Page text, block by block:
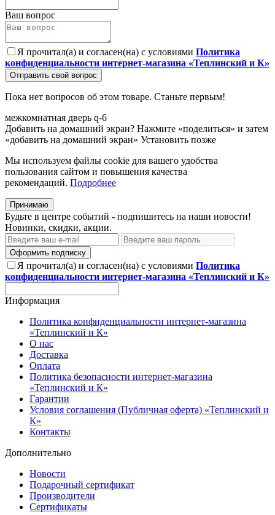
Ваш вопрос
Я прочитал(а) и согласен(на) с условиями Политика
конфиденциальности интернет-магазина «Теплинский и К»
Отправить свой вопрос
Пока нет вопросов об этом товаре. Станьте первым!
межкомнатная дверь q-6
Добавить на домашний экран? Нажмите «поделиться» и затем
«добавить на домашний экран» Установить позже
Мы используем файлы cookie для вашего удобства
пользования сайтом и повышения качества
рекомендаций. Подробнее
Принимаю
Будьте в центре событий - подпишитесь на наши новости!
Новинки, скидки, акции.
Оформить подписку
Я прочитал(а) и согласен(на) с условиями Политика
конфиденциальности интернет-магазина «Теплинский и К»
Информация
Политика конфиденциальности интернет-магазина
«Теплинский и К»
О нас
Доставка
Оплата
Политика безопасности интернет-магазина
«Теплинский и К»
Гарантии
Условия соглашения (Публичная оферта) «Теплинский и
К»
Контакты
Дополнительно
Новости
Подарочный сертификат
Производители
Сертификаты